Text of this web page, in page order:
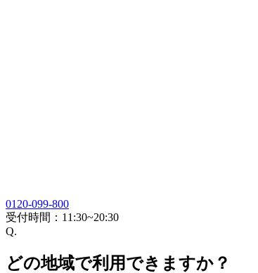
0120-099-800
受付時間： 11:30~20:30
Q.
どの地域で利用できますか？